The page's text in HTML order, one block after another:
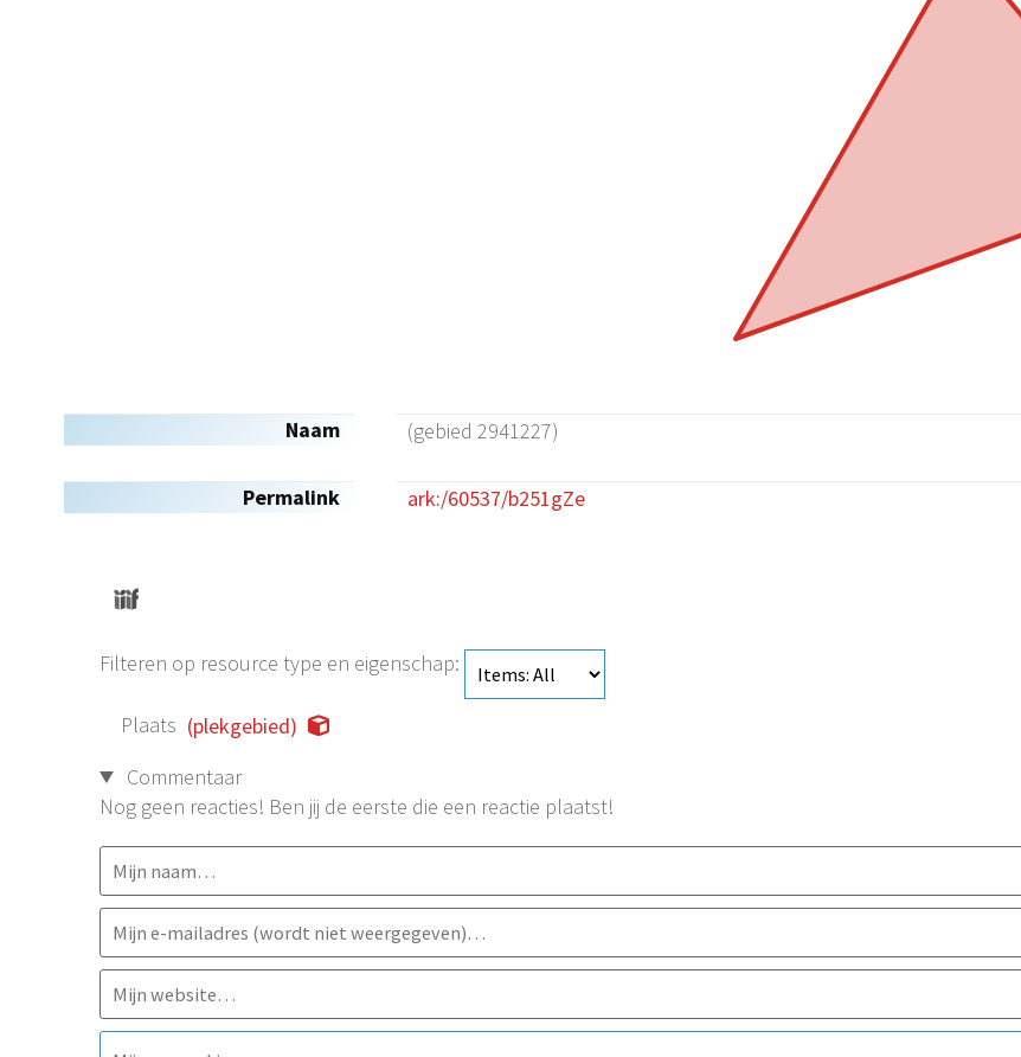
Naam (gebied 2941227)
Permalink ark:/60537/b251gZe
Filteren op resource type en eigenschap:
Plaats (plekgebied)
Commentaar
Nog geen reacties! Ben jij de eerste die een reactie plaatst!